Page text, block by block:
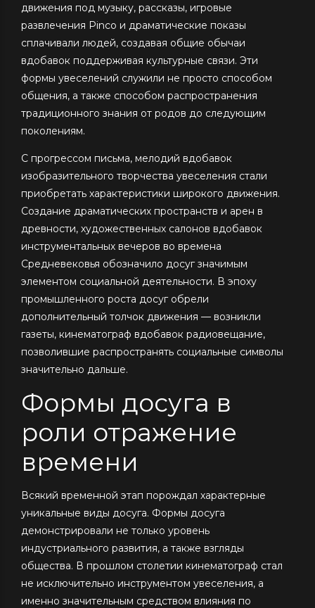
движения под музыку, рассказы, игровые
развлечения Pinco и драматические показы
сплачивали людей, создавая общие обычаи
вдобавок поддерживая культурные связи. Эти
формы увеселений служили не просто способом
общения, а также способом распространения
традиционного знания от родов до следующим
поколениям.
С прогрессом письма, мелодий вдобавок
изобразительного творчества увеселения стали
приобретать характеристики широкого движения.
Создание драматических пространств и арен в
древности, художественных салонов вдобавок
инструментальных вечеров во времена
Средневековья обозначило досуг значимым
элементом социальной деятельности. В эпоху
промышленного роста досуг обрели
дополнительный толчок движения — возникли
газеты, кинематограф вдобавок радиовещание,
позволившие распространять социальные символы
значительно дальше.
Формы досуга в
роли отражение
времени
Всякий временной этап порождал характерные
уникальные виды досуга. Формы досуга
демонстрировали не только уровень
индустриального развития, а также взгляды
общества. В прошлом столетии кинематограф стал
не исключительно инструментом увеселения, а
именно значительным средством влияния по